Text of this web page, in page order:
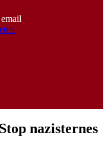
nazisternes